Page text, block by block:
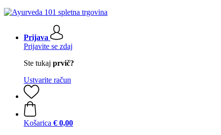
Prijava
Prijavite se zdaj
Ste tukaj prvič?
Ustvarite račun
Košarica € 0,00